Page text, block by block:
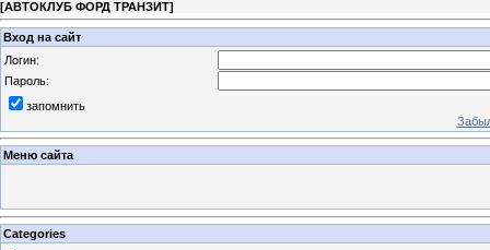
[АВТОКЛУБ ФОРД ТРАНЗИТ]
Вход на сайт
Логин:
Пароль:
запомнить
Меню сайта
Categories